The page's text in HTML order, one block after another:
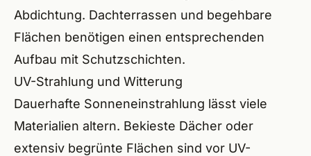
Abdichtung. Dachterrassen und begehbare
Flächen benötigen einen entsprechenden
Aufbau mit Schutzschichten.
UV-Strahlung und Witterung
Dauerhafte Sonneneinstrahlung lässt viele
Materialien altern. Bekieste Dächer oder
extensiv begrünte Flächen sind vor UV-